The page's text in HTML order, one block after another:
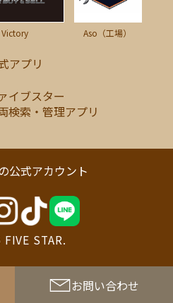
Victory Aso（工場）
アプリ
イブスター
検索・管理アプリ
公式アカウント
STAR.
お問い合わせ